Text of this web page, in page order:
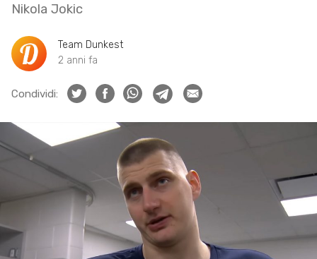
Nikola Jokic
Team Dunkest
2 anni fa
Condividi: